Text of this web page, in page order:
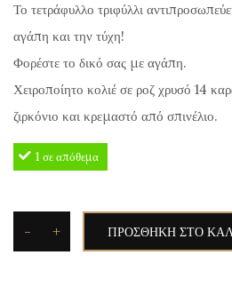
Το τετράφυλλο τριφύλλι
αγάπη και την τύχη!
Φορέστε το δικό σας με αγάπη.
Χειροποίητο κολιέ σε ροζ χρυσό 14
ζιρκόνιο και κρεμαστό από σπινέλιο.
1 σε απόθεμα
- + ΠΡΟΣΘΉΚΗ ΣΤΟ